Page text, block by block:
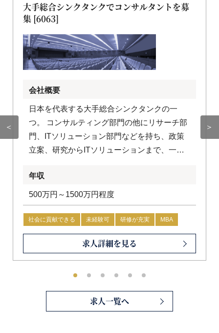
＜
大手総合シンクタンクでコンサルタントを募
集 [6063]
会社概要
日本を代表する大手総合シンクタンクの一
つ。 コンサルティング部門の他にリサーチ部
門、ITソリューション部門などを持ち、政策
立案、研究からITソリューションまで、一気
年収
500万円～1500万円程度
社会に貢献できる 未経験可 研修が充実 MBA
求人詳細を見る
＞
求人一覧へ